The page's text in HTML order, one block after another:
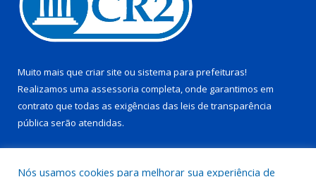
Muito mais que criar site ou sistema para prefeituras!
Realizamos uma assessoria completa, onde garantimos em
contrato que todas as exigências das leis de transparência
pública serão atendidas.
Nós usamos cookies para melhorar sua experiência de